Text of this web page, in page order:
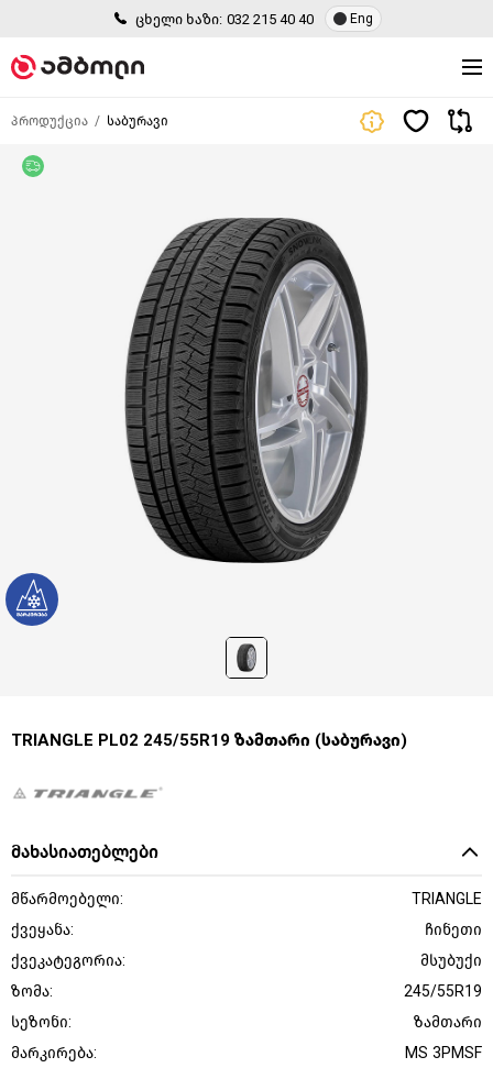
ცხელი ხაზი: 032 215 40 40 Eng
პროდუქცია საბურავი
TRIANGLE PL02 245/55R19 ზამთარი (საბურავი)
მახასიათებლები
მწარმოებელი:
TRIANGLE
ქვეყანა:
ჩინეთი
ქვეკატეგორია:
მსუბუქი
ზომა:
245/55R19
სეზონი:
ზამთარი
მარკირება:
MS 3PMSF